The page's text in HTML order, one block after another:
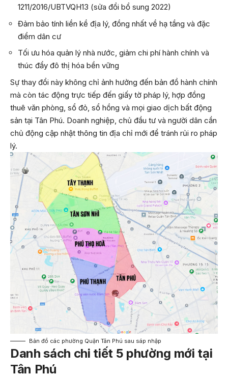
1211/2016/UBTVQH13 (sửa đổi bổ sung 2022)
Đảm bảo tính liền kề địa lý, đồng nhất về hạ tầng và đặc
điểm dân cư
Tối ưu hóa quản lý nhà nước, giảm chi phí hành chính và
thúc đẩy đô thị hóa bền vững
Sự thay đổi này không chỉ ảnh hưởng đến bản đồ hành chính
mà còn tác động trực tiếp đến giấy tờ pháp lý, hợp đồng
thuê văn phòng, sổ đỏ, sổ hồng và mọi giao dịch bất động
sản tại Tân Phú. Doanh nghiệp, chủ đầu tư và người dân cần
chủ động cập nhật thông tin địa chỉ mới để tránh rủi ro pháp
lý.
Bản đồ các phường Quận Tân Phú sau sáp nhập
Danh sách chi tiết 5 phường mới tại
Tân Phú